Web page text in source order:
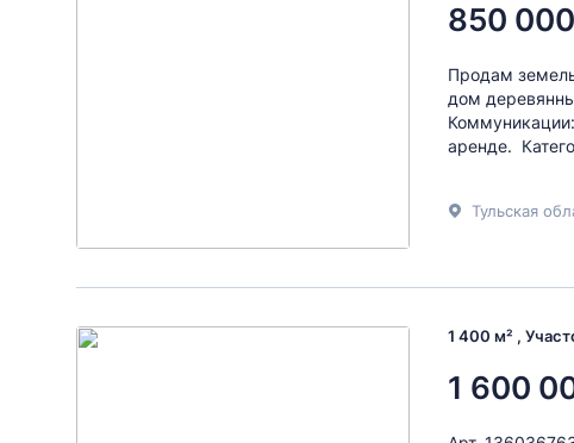
850
Продам
дом
аренде.
Тульская
1 400 м² ,
1 600